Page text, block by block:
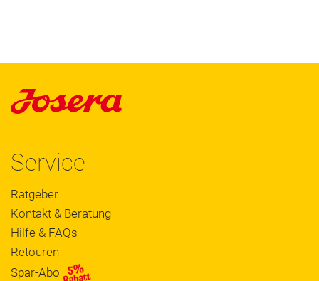
Service
Ratgeber
Kontakt & Beratung
Hilfe & FAQs
Retouren
Spar-Abo